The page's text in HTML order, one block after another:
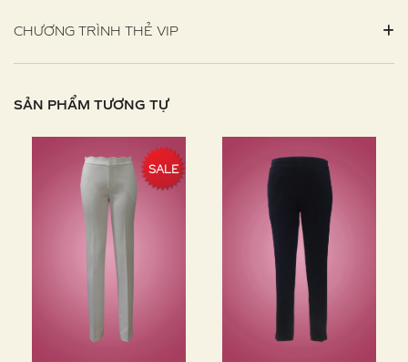
CHƯƠNG TRÌNH THẺ VIP
SẢN PHẨM TƯƠNG TỰ
SALE